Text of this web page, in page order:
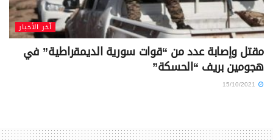
آخر الأخبار
مقتل وإصابة عدد من “قوات سورية الديمقراطية” في
هجومين بريف “الحسكة”